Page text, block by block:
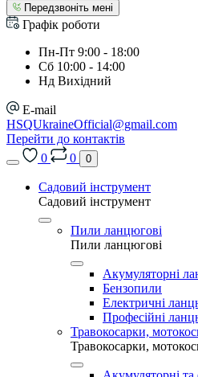
Передзвоніть мені
Графік роботи
Пн-Пт 9:00 - 18:00
Сб 10:00 - 14:00
Нд Вихідний
E-mail
HSQUkraineOfficial@gmail.com
Перейти до контактів
0
0 0
Садовий інструмент
Садовий інструмент
Пили ланцюгові
Пили ланцюгові
Акумуляторні
Бензопили
Електричні
Професійні
Травокосарки,
Травокосарки,